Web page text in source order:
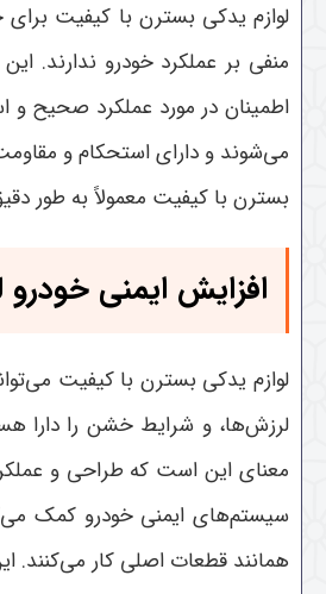
لوازم یدکی بسترن با کیفیت برای
منفی بر عملکرد خودرو ندارند.
اطمینان در مورد عملکرد صحیح و
می‌شوند و دارای استحکام و
بسترن با کیفیت معمولاً به طور
افزایش ایمنی خودرو
لوازم یدکی بسترن با کیفیت
لرزش‌ها، و شرایط خشن را دارا
معنای این است که طراحی و
سیستم‌های ایمنی خودرو کمک
همانند قطعات اصلی کار می‌کنند.